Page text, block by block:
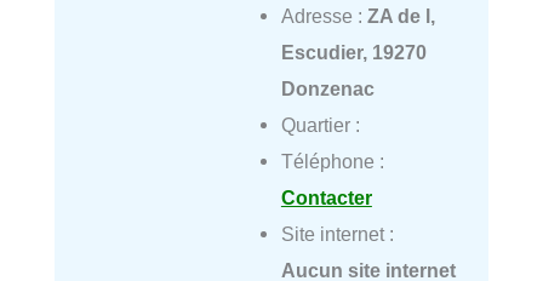
Adresse : ZA de l,
Escudier, 19270
Donzenac
Quartier :
Téléphone :
Contacter
Site internet :
Aucun site internet